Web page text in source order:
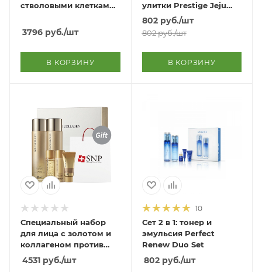
стволовыми клетками
Bio Skin Care Special 2
3796 руб./шт
В КОРЗИНУ
улитки Prestige Jeju
Snail Essence Special
802руб./шт
802руб./шт
В КОРЗИНУ
Специальный набор
для лица с золотом и
коллагеном против
морщин + Бесплатная
сумка для покупок
4531 руб./шт
10
Сет 2 в 1: тонер и
эмульсия Perfect
Renew Duo Set
802руб./шт